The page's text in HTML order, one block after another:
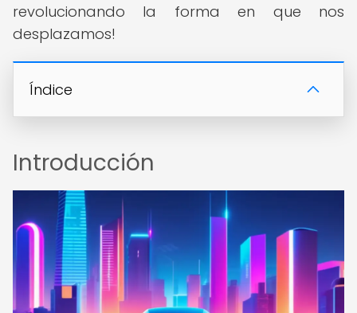
revolucionando la forma en que nos
desplazamos!
Índice
Introducción